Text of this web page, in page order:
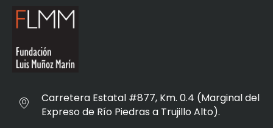
Carretera Estatal #877, Km. 0.4 (Marginal del
Expreso de Río Piedras a Trujillo Alto).